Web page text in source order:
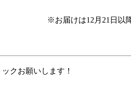
※お届けは12月21 日以
クお願いします！